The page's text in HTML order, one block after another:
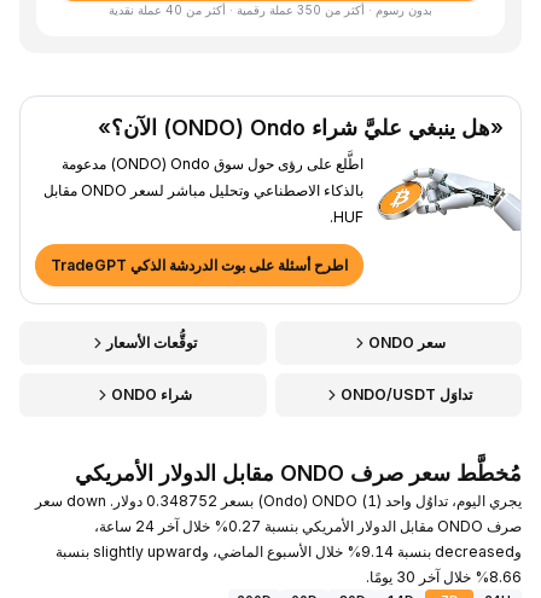
بدون رسوم · أكثر من 350 عملة رقمية · أكثر من 40 عملة نقدية
«هل ينبغي عليَّ شراء Ondo ‏(ONDO) الآن؟»
اطَّلع على رؤى حول سوق Ondo ‏(ONDO) مدعومة
بالذكاء الاصطناعي وتحليل مباشر لسعر ONDO مقابل
HUF.
اطرح أسئلة على بوت الدردشة الذكي TradeGPT
سعر ONDO توقُّعات الأسعار
تداوَل ONDO/USDT شراء ONDO
مُخطَّط سعر صرف ONDO مقابل الدولار الأمريكي
يجري اليوم، تداوُل واحد (1) ONDO ‏(Ondo) بسعر 0.348752 دولار. down سعر
صرف ONDO مقابل الدولار الأمريكي بنسبة 0.27% خلال آخر 24 ساعة،
وdecreased بنسبة 9.14% خلال الأسبوع الماضي، وslightly upward بنسبة
8.66% خلال آخر 30 يومًا.